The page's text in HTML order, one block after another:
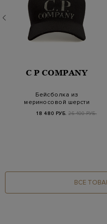
C P COMPANY
Бейсболка из
мериносовой шерсти
с контрастным
логотипо…
18 480 РУБ. 26 400 РУБ.
ВСЕ